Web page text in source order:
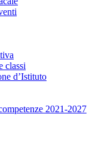
classi
d’Istituto
2021-2027